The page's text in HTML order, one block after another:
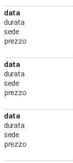
data
durata
sede
prezzo
data
durata
sede
prezzo
data
durata
sede
prezzo